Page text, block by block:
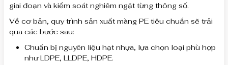
giai đoạn và kiểm soát nghiêm ngặt từng thông số.
Về cơ bản, quy trình sản xuất màng PE tiêu chuẩn sẽ trải
qua các bước sau:
Chuẩn bị nguyên liệu hạt nhựa, lựa chọn loại phù hợp
như LDPE, LLDPE, HDPE.